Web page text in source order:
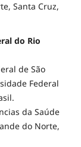
Santa Cruz,
do Rio
de São
Federal
da Saúde
do Norte,